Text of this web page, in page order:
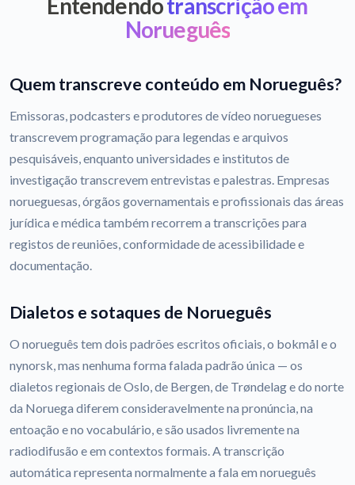
Entendendotranscrição em
Norueguês
Quem transcreve conteúdo em Norueguês?
Emissoras, podcasters e produtores de vídeo noruegueses
transcrevem programação para legendas e arquivos
pesquisáveis, enquanto universidades e institutos de
investigação transcrevem entrevistas e palestras. Empresas
norueguesas, órgãos governamentais e profissionais das áreas
jurídica e médica também recorrem a transcrições para
registos de reuniões, conformidade de acessibilidade e
documentação.
Dialetos e sotaques de Norueguês
O norueguês tem dois padrões escritos oficiais, o bokmål e o
nynorsk, mas nenhuma forma falada padrão única — os
dialetos regionais de Oslo, de Bergen, de Trøndelag e do norte
da Noruega diferem consideravelmente na pronúncia, na
entoação e no vocabulário, e são usados livremente na
radiodifusão e em contextos formais. A transcrição
automática representa normalmente a fala em norueguês